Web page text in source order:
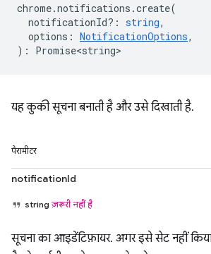
chrome.notifications .create(
notificationId? : string,
options : NotificationOptions,
) : Promise<string>
यह कुकी सूचना बनाती है और उसे दिखाती है.
पैरामीटर
notificationId
stringज़रूरी नहीं है
सूचना का आइडेंटिफ़ायर. अगर इसे सेट नहीं